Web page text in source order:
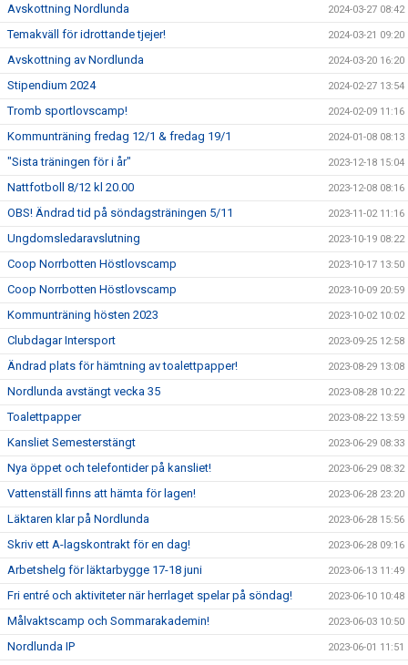
Avskottning Nordlunda 2024-03-27 08:42
Temakväll för idrottande tjejer! 2024-03-21 09:20
Avskottning av Nordlunda 2024-03-20 16:20
Stipendium 2024 2024-02-27 13:54
Tromb sportlovscamp! 2024-02-09 11:16
Kommunträning fredag 12/1 & fredag 19/1 2024-01-08 08:13
"Sista träningen för i år" 2023-12-18 15:04
Nattfotboll 8/12 kl 20.00 2023-12-08 08:16
OBS! Ändrad tid på söndagsträningen 5/11 2023-11-02 11:16
Ungdomsledaravslutning 2023-10-19 08:22
Coop Norrbotten Höstlovscamp 2023-10-17 13:50
Coop Norrbotten Höstlovscamp 2023-10-09 20:59
Kommunträning hösten 2023 2023-10-02 10:02
Clubdagar Intersport 2023-09-25 12:58
Ändrad plats för hämtning av toalettpapper! 2023-08-29 13:08
Nordlunda avstängt vecka 35 2023-08-28 10:22
Toalettpapper 2023-08-22 13:59
Kansliet Semesterstängt 2023-06-29 08:33
Nya öppet och telefontider på kansliet! 2023-06-29 08:32
Vattenställ finns att hämta för lagen! 2023-06-28 23:20
Läktaren klar på Nordlunda 2023-06-28 15:56
Skriv ett A-lagskontrakt för en dag! 2023-06-28 09:16
Arbetshelg för läktarbygge 17-18 juni 2023-06-13 11:49
Fri entré och aktiviteter när herrlaget spelar på söndag! 2023-06-10 10:48
Målvaktscamp och Sommarakademin! 2023-06-03 10:50
Nordlunda IP 2023-06-01 11:51